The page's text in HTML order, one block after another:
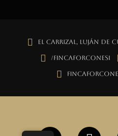
El Carrizal, Luján de
/fincaforconesi